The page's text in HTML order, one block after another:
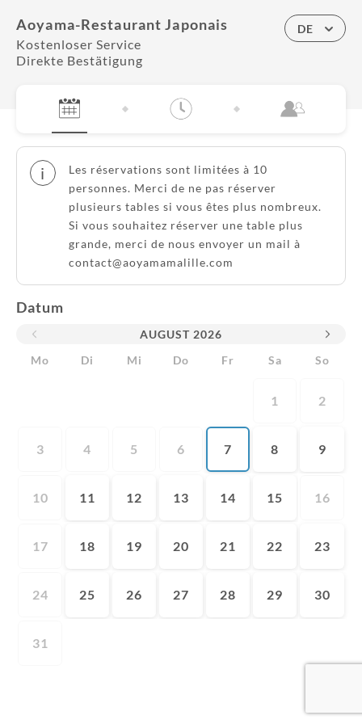
Aoyama-Restaurant Japonais
Kostenloser Service
Direkte Bestätigung
DE
i
Les réservations sont limitées à 10
personnes. Merci de ne pas réserver
plusieurs tables si vous êtes plus nombreux.
Si vous souhaitez réserver une table plus
grande, merci de nous envoyer un mail à
contact@aoyamamalille.com
Datum
AUGUST 2026
Mo
Di Mi Do Fr Sa So
1 2
3 4 5 6 7 8 9
10 11 12 13 14 15 16
17 18 19 20 21 22 23
24 25 26 27 28 29 30
31